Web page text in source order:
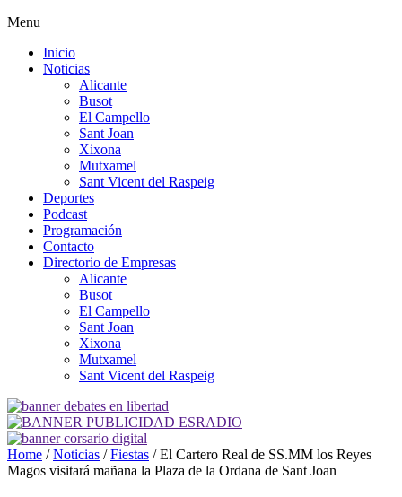
Menu
Inicio
Noticias
Alicante
Busot
El Campello
Sant Joan
Xixona
Mutxamel
Sant Vicent del Raspeig
Deportes
Podcast
Programación
Contacto
Directorio de Empresas
Alicante
Busot
El Campello
Sant Joan
Xixona
Mutxamel
Sant Vicent del Raspeig
Home /Noticias /Fiestas /El Cartero Real de SS.MM los Reyes
Magos visitará mañana la Plaza de la Ordana de Sant Joan